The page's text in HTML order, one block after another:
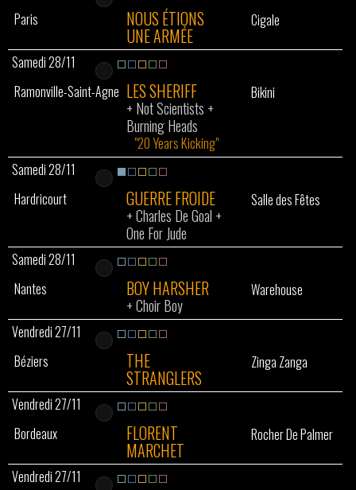
Paris NOUS ÉTIONS
UNE ARMÉE
Cigale
Samedi 28/11
Ramonville-Saint-Agne LES SHERIFF
+ Not Scientists +
Burning Heads
"20 Years Kicking"
Bikini
Samedi 28/11
Hardricourt
GUERRE FROIDE
+Charles De Goal +
One For Jude
Salle des Fêtes
Samedi 28/11
Nantes
BOY HARSHER
+Choir Boy
Warehouse
Vendredi 27/11
Béziers
THE
STRANGLERS
Zinga Zanga
Vendredi 27/11
Bordeaux
FLORENT
MARCHET
Rocher De Palmer
Vendredi 27/11